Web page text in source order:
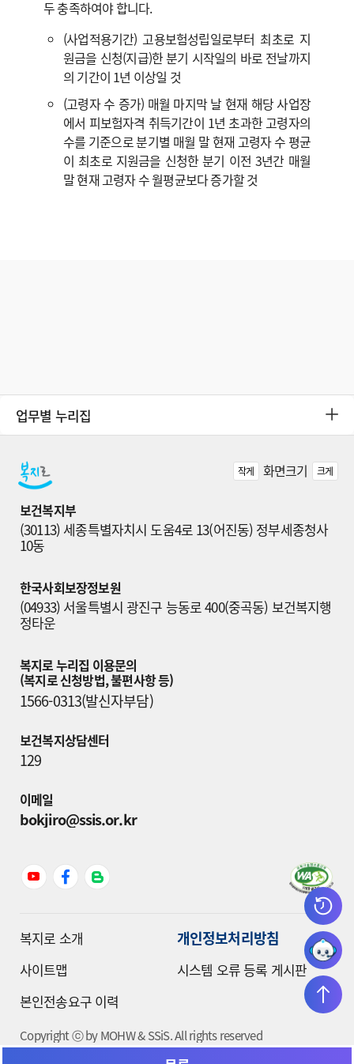
두 충족하여야 합니다.
(사업적용기간) 고용보험성립일로부터 최초로 지
원금을 신청(지급)한 분기 시작일의 바로 전날까지
의 기간이 1년 이상일 것
(고령자 수 증가) 매월 마지막 날 현재 해당 사업장
에서 피보험자격 취득기간이 1년 초과한 고령자의
수를 기준으로 분기별 매월 말 현재 고령자 수 평균
이 최초로 지원금을 신청한 분기 이전 3년간 매월
말 현재 고령자 수 월평균보다 증가할 것
업무별 누리집
작게 화면크기 크게
보건복지부
(30113) 세종특별자치시 도움4로 13(어진동) 정부세종청사
10동
한국사회보장정보원
(04933) 서울특별시 광진구 능동로 400(중곡동) 보건복지행
정타운
복지로 누리집 이용문의
(복지로 신청방법, 불편사항 등)
1566-0313(발신자부담)
보건복지상담센터
129
이메일
bokjiro@ssis.or.kr
복지로 소개 개인정보처리방침
사이트맵
시스템 오류 등록 게시판
본인전송요구 이력
Copyright ⓒ by MOHW & SSiS. All rights reserved